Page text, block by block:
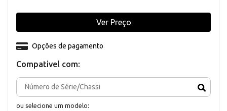
Compativel com:
ou selecione um modelo:
Opções de pagamento
Ver Preço